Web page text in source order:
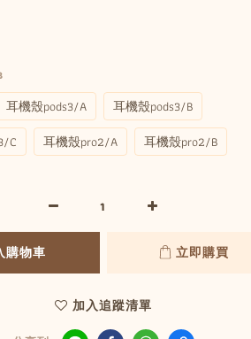
耳機殼pods3/A
耳機殼pods3/B
C
耳機殼pro2/A 耳機殼pro2/B
購物車 立即購買
加入追蹤清單